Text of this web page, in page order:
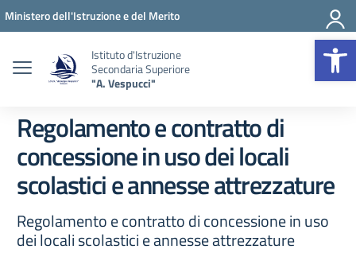
Vai ai contenuti
Vai al menu di navigazione
Vai al footer
Ministero dell'Istruzione e del Merito
Istituto d'Istruzione
Secondaria Superiore
"A. Vespucci"
Regolamento e contratto di
concessione in uso dei locali
scolastici e annesse attrezzature
Regolamento e contratto di concessione in uso
dei locali scolastici e annesse attrezzature